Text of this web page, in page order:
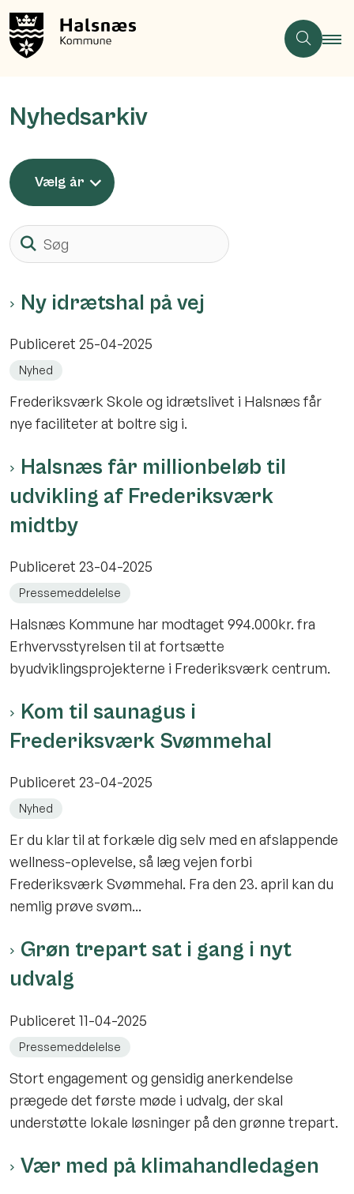
Nyhedsarkiv
Vælg år
Ny idrætshal på vej
Publiceret 25-04-2025
Nyhed
Frederiksværk Skole og idrætslivet i Halsnæs får
nye faciliteter at boltre sig i.
Halsnæs får millionbeløb til
udvikling af Frederiksværk
midtby
Publiceret 23-04-2025
Pressemeddelelse
Halsnæs Kommune har modtaget 994.000kr. fra
Erhvervsstyrelsen til at fortsætte
byudviklingsprojekterne i Frederiksværk centrum.
Kom til saunagus i
Frederiksværk Svømmehal
Publiceret 23-04-2025
Nyhed
Er du klar til at forkæle dig selv med en afslappende
wellness-oplevelse, så læg vejen forbi
Frederiksværk Svømmehal. Fra den 23. april kan du
nemlig prøve svøm...
Grøn trepart sat i gang i nyt
udvalg
Publiceret 11-04-2025
Pressemeddelelse
Stort engagement og gensidig anerkendelse
prægede det første møde i udvalg, der skal
understøtte lokale løsninger på den grønne trepart.
Vær med på klimahandledagen